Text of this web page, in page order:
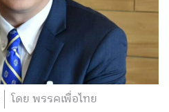
โดย พรรคเพื่อไทย